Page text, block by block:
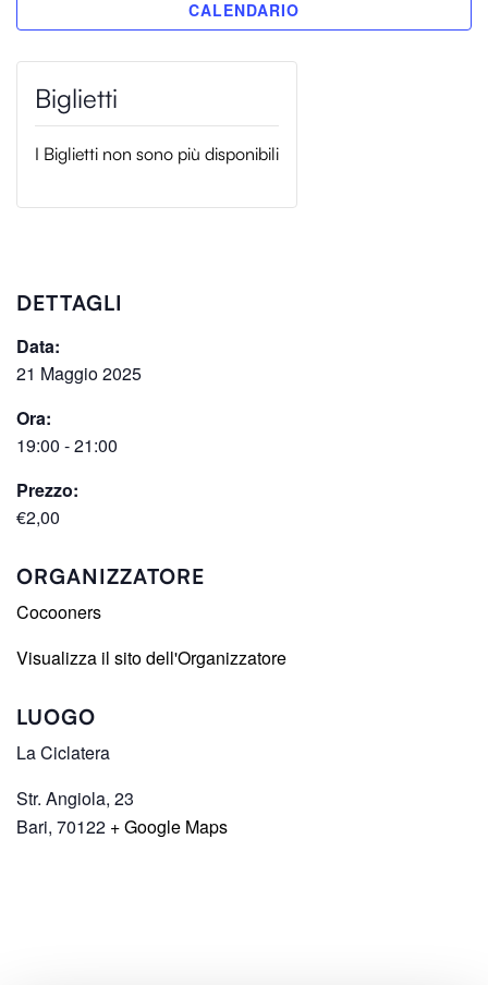
DETTAGLI
Data:
21 Maggio 2025
Ora:
19:00 - 21:00
Prezzo:
€2,00
ORGANIZZATORE
Cocooners
Visualizza il sito dell'Organizzatore
LUOGO
La Ciclatera
Str. Angiola, 23
Bari, 70122 + Google Maps
I Biglietti non sono più disponibili